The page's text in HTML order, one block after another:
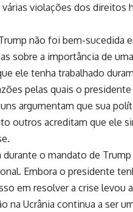
violações dos direitos
não foi bem-sucedida
sobre a importância de
ele tenha trabalhado
pelas quais o
argumentam que sua
outros acreditam que ele
o mandato de
Embora o presidente
em resolver a crise levou
na Ucrânia continua a ser